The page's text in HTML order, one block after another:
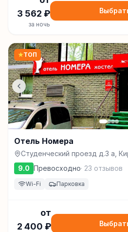
3 562 ₽
за ночь
★ТОП
Отель Номера
Студенческий проезд д.3 а,
9.0 Превосходно· 23 отзывов
Wi-Fi Парковка
от
2 400 ₽